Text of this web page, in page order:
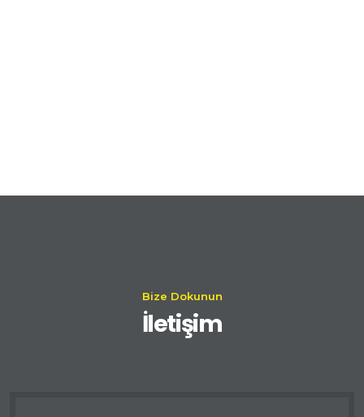
Bize Dokunun
İletişim